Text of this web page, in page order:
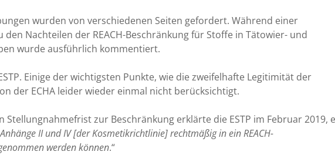
wurden von verschiedenen Seiten gefordert. Während einer
Nachteilen der REACH-Beschränkung für Stoffe in Tätowier- und
wurde ausführlich kommentiert.
Einige der wichtigsten Punkte, wie die zweifelhafte Legitimität der
der ECHA leider wieder einmal nicht berücksichtigt.
zur Beschränkung erklärte die ESTP im Februar 2019,
II und IV [der Kosmetikrichtlinie] rechtmäßig in ein REACH-
werden können.“